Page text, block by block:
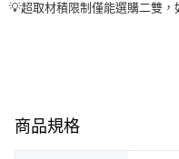
💡超取材積限制僅能選購二雙，
商品規格